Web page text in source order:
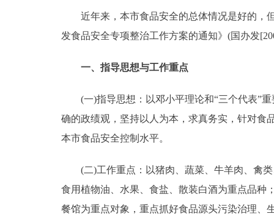
政民互动
12345网上接诉即办
参与调查
走进北京
北京概况
绿色北京
近年来，本市食品安全的总体情况是好的，但
发食品安全专项整治工作方案的通知》(国办发
一、指导思想与工作重点
(一)指导思想：以邓小平理论和“三个代表”重
确的政绩观，坚持以人为本，求真务实，针对食
本市食品安全控制水平。
(二)工作重点：以猪肉、蔬菜、牛羊肉、禽类
食用植物油、水果、食盐、散装白酒为重点品种
餐馆为重点对象，重点抓好食品源头污染治理、